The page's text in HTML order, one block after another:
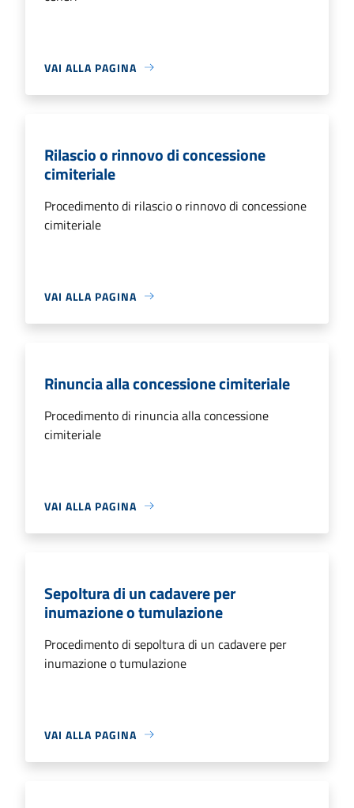
VAI ALLA PAGINA
Rilascio o rinnovo di concessione
cimiteriale
Procedimento di rilascio o rinnovo di concessione
cimiteriale
VAI ALLA PAGINA
Rinuncia alla concessione cimiteriale
Procedimento di rinuncia alla concessione
cimiteriale
VAI ALLA PAGINA
Sepoltura di un cadavere per
inumazione o tumulazione
Procedimento di sepoltura di un cadavere per
inumazione o tumulazione
VAI ALLA PAGINA